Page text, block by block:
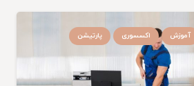
آموزش اکسسوری پارتیشن